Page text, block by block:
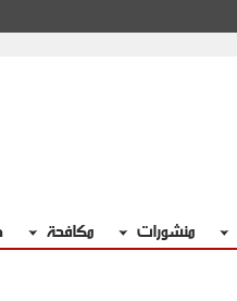
منشورات مكافحة